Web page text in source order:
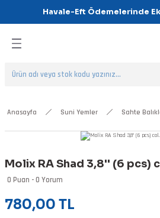
Havale-Eft Ödemelerinde
Geri Dön
Geri Dön
Geri Dön
Geri Dön
Geri Dön
Geri Dön
Anasayfa Suni Yemler Sahte
Molix RA Shad 3,8'' (6 pcs)
0 Puan - 0 Yorum
780,00 TL